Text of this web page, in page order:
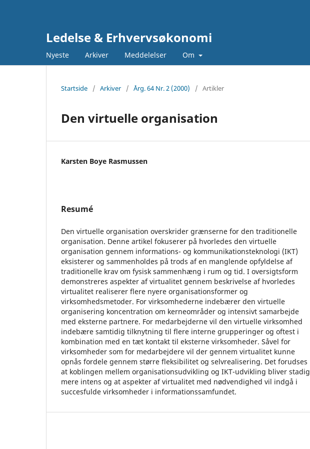
Ledelse & Erhvervsøkonomi
Nyeste Arkiver Meddelelser Om
Startside / Arkiver / Årg. 64 Nr. 2 (2000) / Artikler
Den virtuelle organisation
Karsten Boye Rasmussen
Resumé
Den virtuelle organisation overskrider grænserne for den traditionelle
organisation. Denne artikel fokuserer på hvorledes den virtuelle
organisation gennem informations- og kommunikationsteknologi (IKT)
eksisterer og sammenholdes på trods af en manglende opfyldelse af
traditionelle krav om fysisk sammenhæng i rum og tid. I oversigtsform
demonstreres aspekter af virtualitet gennem beskrivelse af hvorledes
virtualitet realiserer flere nyere organisationsformer og
virksomhedsmetoder. For virksomhederne indebærer den virtuelle
organisering koncentration om kerneområder og intensivt samarbejde
med eksterne partnere. For medarbejderne vil den virtuelle virksomhed
indebære samtidig tilknytning til flere interne grupperinger og oftest i
kombination med en tæt kontakt til eksterne virksomheder. Såvel for
virksomheder som for medarbejdere vil der gennem virtualitet kunne
opnås fordele gennem større fleksibilitet og selvrealisering. Det forudses
at koblingen mellem organisationsudvikling og IKT-udvikling bliver stadig
mere intens og at aspekter af virtualitet med nødvendighed vil indgå i
succesfulde virksomheder i informationssamfundet.